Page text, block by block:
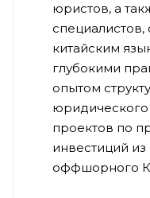
юристов, а
китайским
глубокими
опытом
проектов по
инвестиций
оффшорного